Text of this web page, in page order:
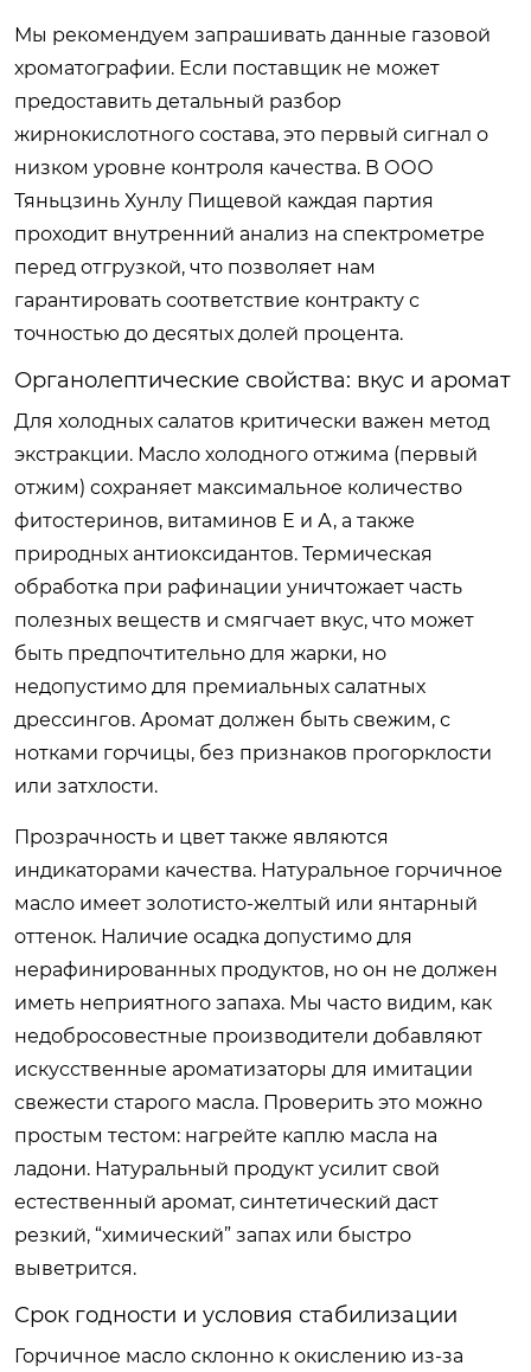
Мы рекомендуем запрашивать данные газовой
хроматографии. Если поставщик не может
предоставить детальный разбор
жирнокислотного состава, это первый сигнал о
низком уровне контроля качества. В ООО
Тяньцзинь Хунлу Пищевой каждая партия
проходит внутренний анализ на спектрометре
перед отгрузкой, что позволяет нам
гарантировать соответствие контракту с
точностью до десятых долей процента.
Органолептические свойства: вкус и аромат
Для холодных салатов критически важен метод
экстракции. Масло холодного отжима (первый
отжим) сохраняет максимальное количество
фитостеринов, витаминов Е и А, а также
природных антиоксидантов. Термическая
обработка при рафинации уничтожает часть
полезных веществ и смягчает вкус, что может
быть предпочтительно для жарки, но
недопустимо для премиальных салатных
дрессингов. Аромат должен быть свежим, с
нотками горчицы, без признаков прогорклости
или затхлости.
Прозрачность и цвет также являются
индикаторами качества. Натуральное горчичное
масло имеет золотисто-желтый или янтарный
оттенок. Наличие осадка допустимо для
нерафинированных продуктов, но он не должен
иметь неприятного запаха. Мы часто видим, как
недобросовестные производители добавляют
искусственные ароматизаторы для имитации
свежести старого масла. Проверить это можно
простым тестом: нагрейте каплю масла на
ладони. Натуральный продукт усилит свой
естественный аромат, синтетический даст
резкий, “химический” запах или быстро
выветрится.
Срок годности и условия стабилизации
Горчичное масло склонно к окислению из-за